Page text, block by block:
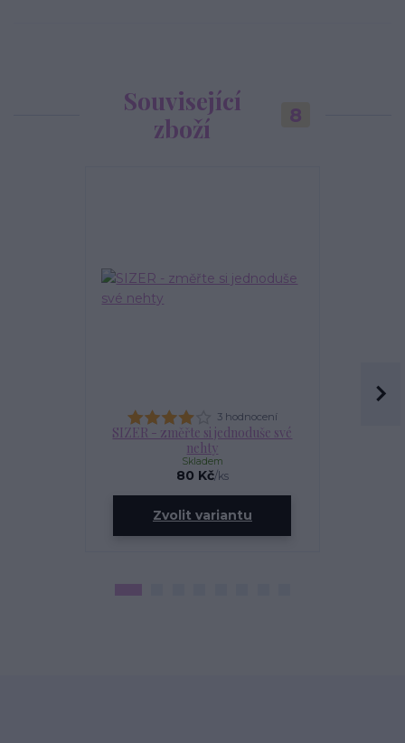
Související
zboží
8
3 hodnocení
SIZER - změřte si jednoduše své
nehty
80 Kč/ks
Skladem
Zvolit variantu